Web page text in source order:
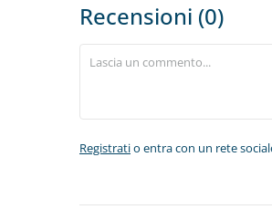
Recensioni (0)
Registratio entra con un rete